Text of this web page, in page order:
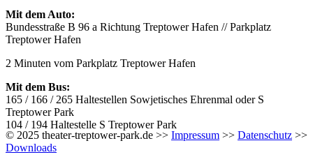
Mit dem Auto:
Bundesstraße B 96 a Richtung Treptower Hafen // Parkplatz
Treptower Hafen
2 Minuten vom Parkplatz Treptower Hafen
Mit dem Bus:
165 / 166 / 265 Haltestellen Sowjetisches Ehrenmal oder S
Treptower Park
104 / 194 Haltestelle S Treptower Park
© 2025 theater-treptower-park.de >> Impressum >> Datenschutz >>
Downloads